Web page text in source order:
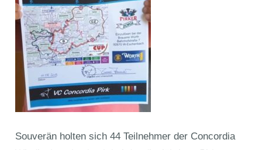
Souverän holten sich 44 Teilnehmer der Concordia